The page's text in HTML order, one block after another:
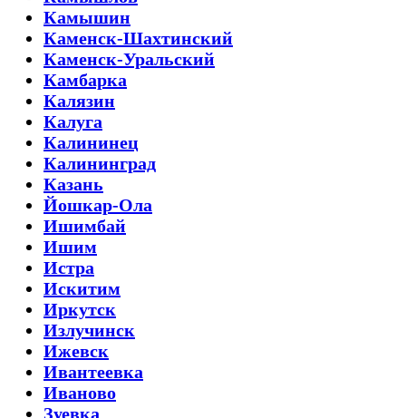
Камышин
Каменск-Шахтинский
Каменск-Уральский
Камбарка
Калязин
Калуга
Калининец
Калининград
Казань
Йошкар-Ола
Ишимбай
Ишим
Истра
Искитим
Иркутск
Излучинск
Ижевск
Ивантеевка
Иваново
Зуевка